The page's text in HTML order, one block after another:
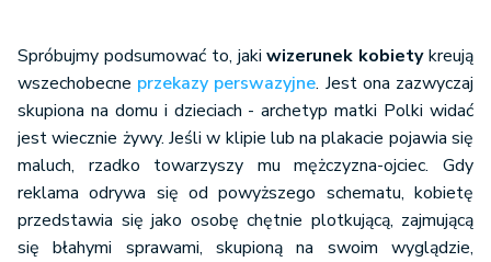
Spróbujmy podsumować to, jakiwizerunek kobietykreują
wszechobecne przekazy perswazyjne. Jest ona zazwyczaj
skupiona na domu i dzieciach - archetyp matki Polki widać
jest wiecznie żywy. Jeśli w klipie lub na plakacie pojawia się
maluch, rzadko towarzyszy mu mężczyzna-ojciec. Gdy
reklama odrywa się od powyższego schematu, kobietę
przedstawia się jako osobę chętnie plotkującą, zajmującą
się błahymi sprawami, skupioną na swoim wyglądzie,